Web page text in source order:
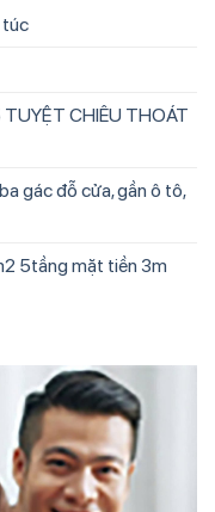
túc
TUYỆT CHIÊU THOÁT
gác đỗ cửa, gần ô tô,
5tầng mặt tiền 3m